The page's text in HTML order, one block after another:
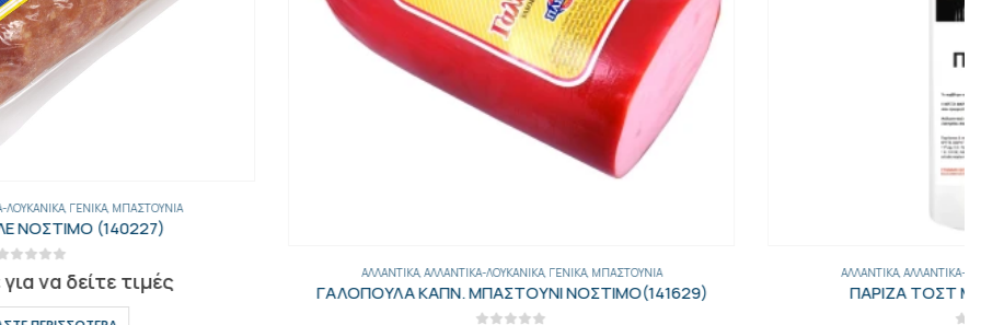
,ΑΛΛΑΝΤΙΚΆ-ΛΟΥΚΆΝΙΚΑ ΜΠΑΣΤΟΎΝΙΑ
ΓΑΛΟΠΟΥΛΑ ΚΑΠΝ. ΜΠΑΣΤΟΥΝΙ ΝΟΣΤΙΜΟ(141629)
ΑΛΛΑΝΤΙΚΆ,ΑΛΛΑΝΤΙΚΆ-ΛΟΥΚΆΝΙΚΑ ΜΠΑΣΤΟΎΝΙΑ
ΠΑΡΙΖΑ ΤΟΣΤ ΜΠΑΣΤ EXPERTS CLUB